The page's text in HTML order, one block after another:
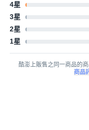
4星
3星
2星
1星
酷澎上販售之同一商品的
商品